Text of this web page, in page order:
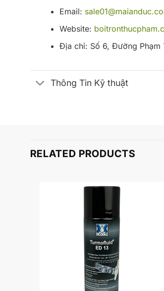
Email:
Website:
Địa chỉ: Số 6, Đường Phạm
Thông Tin Kỹ thuật
RELATED PRODUCTS